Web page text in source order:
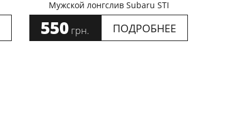
Мужской лонгслив Subaru STI
550 грн. ПОДРОБНЕЕ